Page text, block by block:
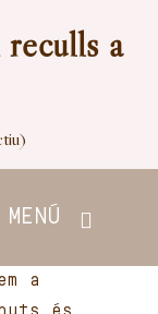
a
MENÚ
a